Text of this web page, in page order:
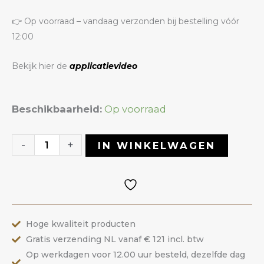
👉 Op voorraad – vandaag verzonden bij bestelling vóór
12:00
Bekijk hier de applicatievideo
Beschikbaarheid: Op voorraad
-
Color
Gel
ANOLE
aantal
+ IN WINKELWAGEN
Hoge kwaliteit producten
Gratis verzending NL vanaf € 121 incl. btw
Op werkdagen voor 12.00 uur besteld, dezelfde dag